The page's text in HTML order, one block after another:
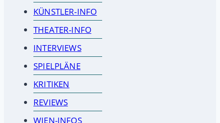
KÜNSTLER-INFO
THEATER-INFO
INTERVIEWS
SPIELPLÄNE
KRITIKEN
REVIEWS
WIEN-INFOS